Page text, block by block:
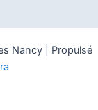
Nancy | Propulsé